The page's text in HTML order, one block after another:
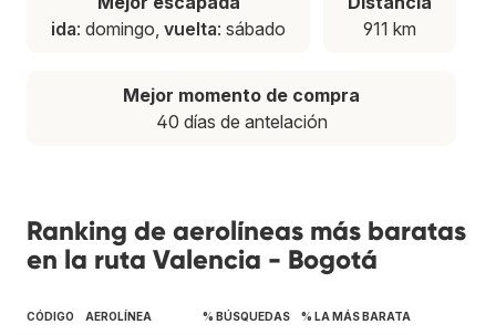
ida: domingo, vuelta: sábado
911 km
Mejor momento de compra
40 días de antelación
Ranking de aerolíneas más baratas
en la ruta Valencia - Bogotá
CÓDIGO AEROLÍNEA % BÚSQUEDAS % LA MÁS BARATA